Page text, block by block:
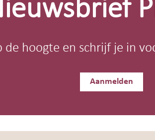
de hoogte en schrijf je in
Aanmelden